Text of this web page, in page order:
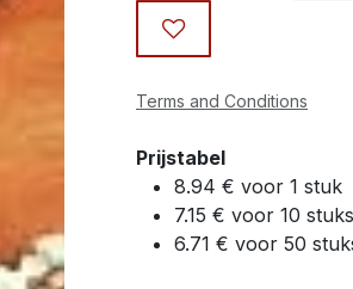
Terms and Conditions
Prijstabel
8.94 € voor 1 stuk
7.15 € voor 10 stuks
6.71 € voor 50